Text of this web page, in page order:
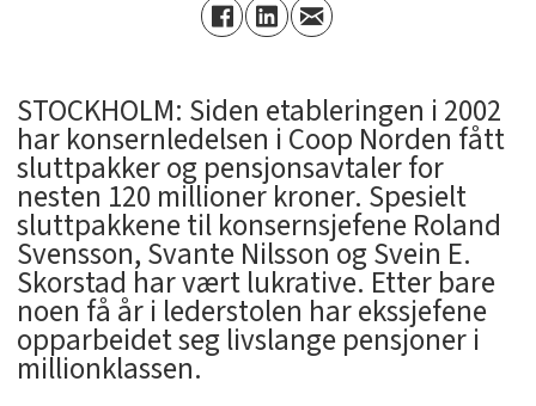
STOCKHOLM: Siden etableringen i 2002
har konsernledelsen i Coop Norden fått
sluttpakker og pensjonsavtaler for
nesten 120 millioner kroner. Spesielt
sluttpakkene til konsernsjefene Roland
Svensson, Svante Nilsson og Svein E.
Skorstad har vært lukrative. Etter bare
noen få år i lederstolen har ekssjefene
opparbeidet seg livslange pensjoner i
millionklassen.